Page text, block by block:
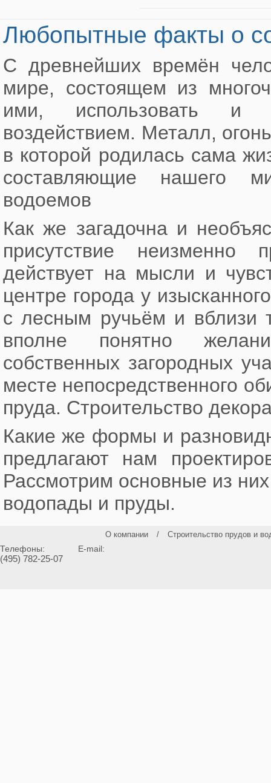
Любопытные факты о
С древнейших времён
мире, состоящем из
ими, использовать и
воздействием. Металл,
в которой родилась сама
составляющие нашего
водоемов
Как же загадочна и
присутствие неизменно
действует на мысли и
центре города у
с лесным ручьём и вблизи
вполне понятно
собственных загородных
месте непосредственного
пруда. Строительство
Какие же формы и
предлагают нам
Рассмотрим основные из
водопады и пруды.
О компании / Строительство прудов и
Телефоны:
(495) 782-25-07
E-mail: